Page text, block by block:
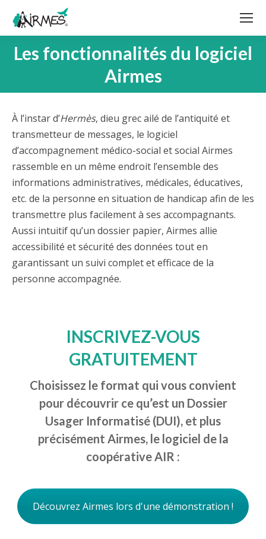
Les fonctionnalités du logiciel
Airmes
Vous êtes ici :
À l’instar d’Hermès, dieu grec ailé de l’antiquité et
transmetteur de messages, le logiciel
d’accompagnement médico-social et social Airmes
rassemble en un même endroit l’ensemble des
informations administratives, médicales, éducatives,
etc. de la personne en situation de handicap afin de les
transmettre plus facilement à ses accompagnants.
Aussi intuitif qu’un dossier papier, Airmes allie
accessibilité et sécurité des données tout en
garantissant un suivi complet et efficace de la
personne accompagnée.
INSCRIVEZ-VOUS
GRATUITEMENT
Choisissez le format qui vous convient
pour découvrir ce qu’est un Dossier
Usager Informatisé (DUI), et plus
précisément Airmes, le logiciel de la
coopérative AIR :
Découvrez Airmes lors d'une démonstration !